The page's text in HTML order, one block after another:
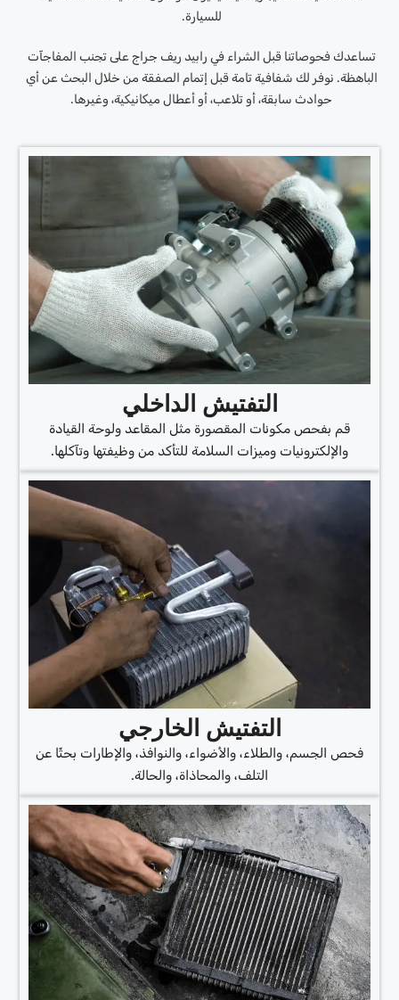
للسيارة.
تساعدك فحوصاتنا قبل الشراء في رابيد ريف جراج على تجنب المفاجآت
الباهظة. نوفر لك شفافية تامة قبل إتمام الصفقة من خلال البحث عن أي
حوادث سابقة، أو تلاعب، أو أعطال ميكانيكية، وغيرها.
التفتيش الداخلي
قم بفحص مكونات المقصورة مثل المقاعد ولوحة القيادة
والإلكترونيات وميزات السلامة للتأكد من وظيفتها وتآكلها.
التفتيش الخارجي
فحص الجسم، والطلاء، والأضواء، والنوافذ، والإطارات بحثًا عن
التلف، والمحاذاة، والحالة.